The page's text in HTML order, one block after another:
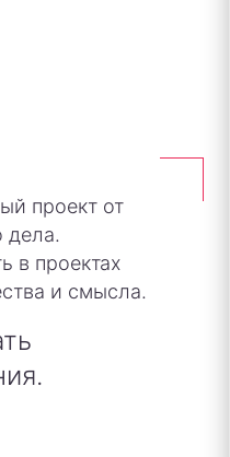
проект от
дела.
в проектах
и смысла.